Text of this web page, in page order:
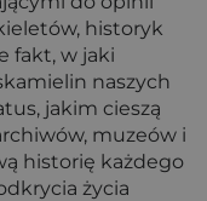
historyk
fakt, w jaki
naszych
jakim cieszą
muzeów i
historię każdego
życia